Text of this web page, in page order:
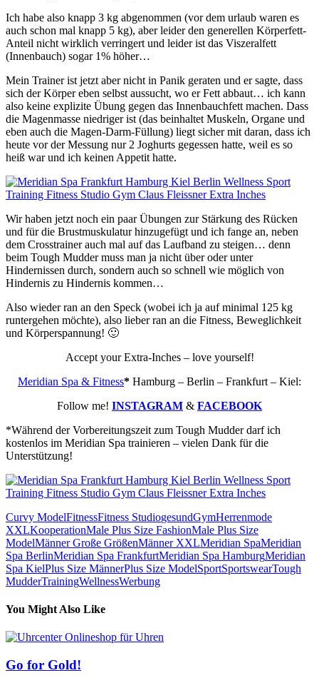
Ich habe also knapp 3 kg abgenommen (vor dem urlaub waren es
auch schon mal knapp 5 kg), aber leider den generellen Körperfett-
Anteil nicht wirklich verringert und leider ist das Viszeralfett
(Innenbauch) sogar 1% höher…
Mein Trainer ist jetzt aber nicht in Panik geraten und er sagte, dass
sich der Körper eben selbst aussucht, wo er Fett abbaut… ich kann
also keine explizite Übung gegen das Innenbauchfett machen. Dass
die Magenmasse niedriger ist (das beinhaltet Muskeln, Organe und
eben auch die Magen-Darm-Füllung) liegt sicher mit daran, dass ich
heute vor der Messung nur 2 Joghurts gegessen hatte, weil es so
heiß war und ich keinen Appetit hatte.
Wir haben jetzt noch ein paar Übungen zur Stärkung des Rücken
und für die Brustmuskulatur hinzugefügt und ich fange an, neben
dem Crosstrainer auch mal auf das Laufband zu steigen… denn
beim Tough Mudder muss man ja nicht über oder unter
Hindernissen durch, sondern auch so schnell wie möglich von
Hindernis zu Hindernis kommen…
Also wieder ran an den Speck (wobei ich ja auf minimal 125 kg
runtergehen möchte), also lieber ran an die Fitness, Beweglichkeit
und Körperspannung! 🙂
Accept your Extra-Inches – love yourself!
Meridian Spa & Fitness* Hamburg – Berlin – Frankfurt – Kiel:
Follow me! INSTAGRAM & FACEBOOK
*Während der Vorbereitungszeit zum Tough Mudder darf ich
kostenlos im Meridian Spa trainieren – vielen Dank für die
Unterstützung!
Curvy ModelFitnessFitness StudiogesundGymHerrenmode
XXLKooperationMale Plus Size FashionMale Plus Size
ModelMänner Große GrößenMänner XXLMeridian SpaMeridian
Spa BerlinMeridian Spa FrankfurtMeridian Spa HamburgMeridian
Spa KielPlus Size MännerPlus Size ModelSportSportswearTough
MudderTrainingWellnessWerbung
You Might Also Like
Go for Gold!